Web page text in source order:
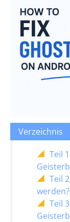
Verzeichnis
Teil
Teil
werden?
Teil